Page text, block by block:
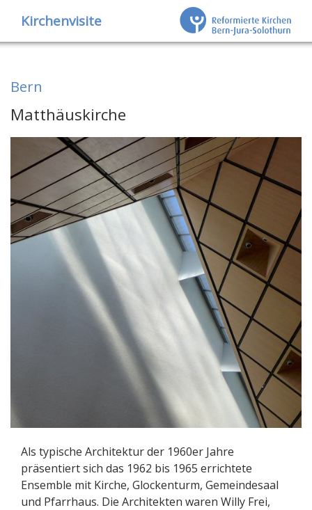
Kirchenvisite
Bern
Matthäuskirche
Als typische Architektur der 1960er Jahre
präsentiert sich das 1962 bis 1965 errichtete
Ensemble mit Kirche, Glockenturm, Gemeindesaal
und Pfarrhaus. Die Architekten waren Willy Frei,